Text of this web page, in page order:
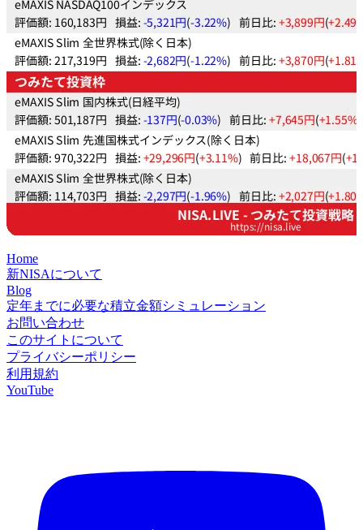
Home
新NISAについて
Blog
定年までに必要な積立金額シミュレーション
お問い合わせ
このサイトについて
プライバシーポリシー
利用規約
YouTube